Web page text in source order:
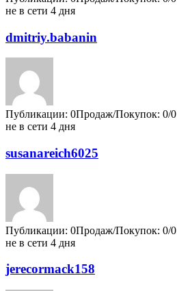
не в сети 4 дня
dmitriy.babanin
Публикации: 0Продаж/Покупок: 0/0
не в сети 4 дня
susanareich6025
Публикации: 0Продаж/Покупок: 0/0
не в сети 4 дня
jerecormack158